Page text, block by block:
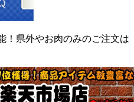
！県外やお肉のみのご注文は